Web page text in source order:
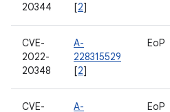
20344
[2]
CVE-
2022-
20348
A-
228315529
[2]
EoP
CVE- A- EoP